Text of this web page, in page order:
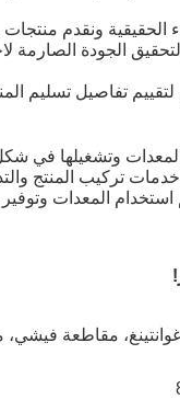
الجودة الصارمة
تفاصيل تسليم